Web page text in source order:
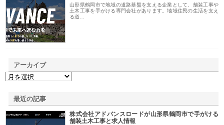
山形県鶴岡市で地域の道路基盤を支える企業として、舗装工事や
土木工事を手がける専門会社があります。地域住民の生活を支え
る道…
アーカイブ
最近の記事
株式会社アドバンスロードが山形県鶴岡市で手がける
舗装土木工事と求人情報